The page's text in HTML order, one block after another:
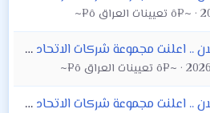
~¤ô تعيينات العراق ô¤~
اعلنت مجموعة شركات الاتحاد عن فتح باب التوظيف بصفة (محامي عدد 5)
~¤ô تعيينات العراق ô¤~
.. اعلنت مجموعة شركات الاتحاد عن توفر وظائف شاغرة (عدد 80)